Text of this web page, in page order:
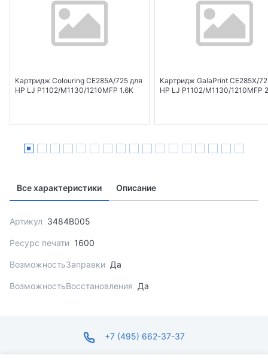
Картридж Colouring CE285A/725 для
HP LJ P1102/M1130/1210MFP 1.6K
Картридж GalaPrint CE285X/
HP LJ P1102/M1130/1210MFP
Все характеристики Описание
Артикул 3484B005
Ресурс печати 1600
ВозможностьЗаправки Да
ВозможностьВосстановления Да
+7 (495) 662-37-37